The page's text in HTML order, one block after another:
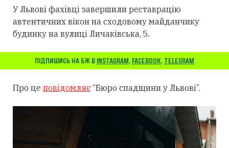
У Львові фахівці завершили реставрацію
автентичних вікон на сходовому майданчику
будинку на вулиці Личаківська, 5.
ПІДПИШИСЬ НА БЖ В INSTAGRAM, FACEBOOK, TELEGRAM
Про це повідомляє“Бюро спадщини у Львові”.